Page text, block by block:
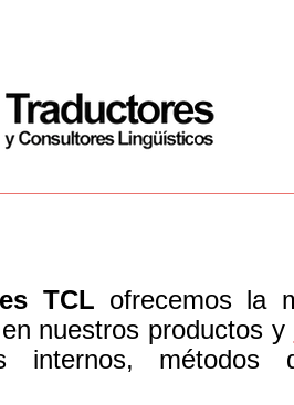
TCL ofrecemos la
nuestros productos y
internos,